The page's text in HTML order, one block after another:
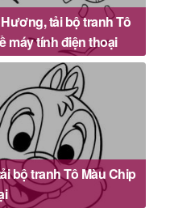
tải bộ tranh Tô
máy tính điện thoại
bộ tranh Tô Màu Chip